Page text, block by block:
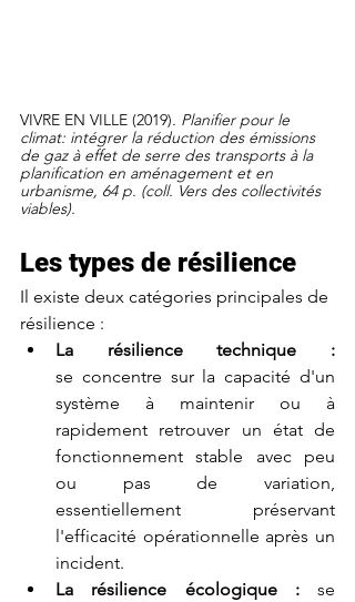
VIVRE EN VILLE (2019). Planifier pour le
climat: intégrer la réduction des émissions
de gaz à effet de serre des transports à la
planification en aménagement et en
urbanisme, 64 p. (coll. Vers des collectivités
viables).
Les types de résilience
Il existe deux catégories principales de
résilience :
se concentre sur la capacité d'un
système à maintenir ou à
rapidement retrouver un état de
fonctionnement stable avec peu
ou pas de variation,
essentiellement préservant
l'efficacité opérationnelle après un
incident.
La résilience écologique : se